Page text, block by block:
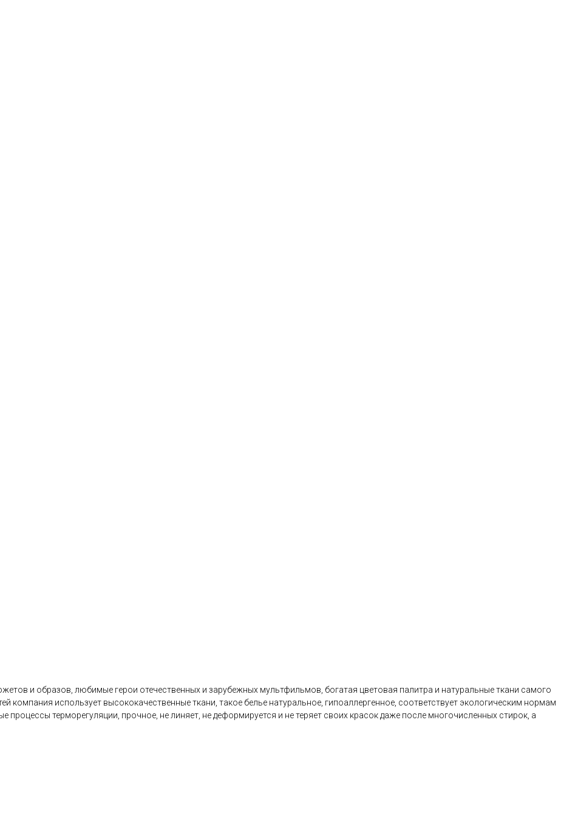
и образов, любимые герои отечественных и зарубежных мультфильмов, богатая цветовая палитра и натуральные ткани самого
компания использует высококачественные ткани, такое белье натуральное, гипоаллергенное, соответствует экологическим нормам
терморегуляции, прочное, не линяет, не деформируется и не теряет своих красок даже после многочисленных стирок, а